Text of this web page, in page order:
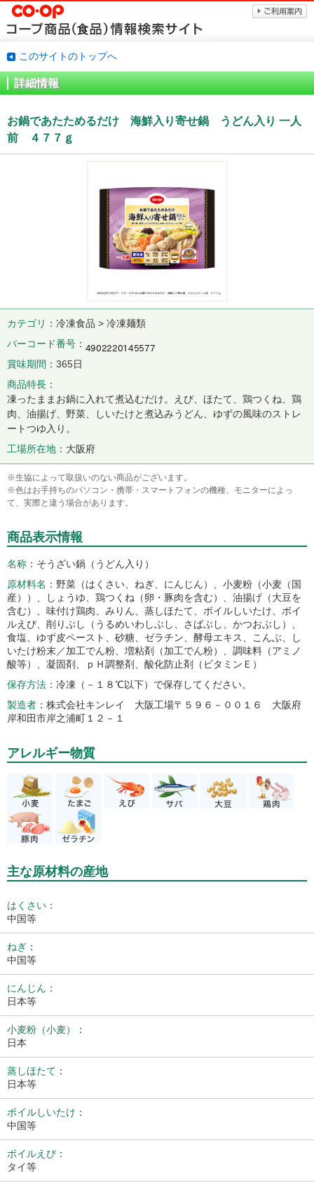
このサイトのトップへ
詳細情報
お鍋であたためるだけ 海鮮入り寄せ鍋 うどん入り 一人
前 ４７７ｇ
カテゴリ
冷凍食品 > 冷凍麺類
バーコード番号
賞味期間
365日
商品特長
凍ったままお鍋に入れて煮込むだけ。えび、ほたて、鶏つくね、鶏
肉、油揚げ、野菜、しいたけと煮込みうどん、ゆずの風味のストレ
ートつゆ入り。
工場所在地
大阪府
※生協によって取扱いのない商品がございます。
※色はお手持ちのパソコン・携帯・スマートフォンの機種、モニターによっ
て、実際と違う場合があります。
商品表示情報
名称
そうざい鍋（うどん入り）
原材料名
野菜（はくさい、ねぎ、にんじん）、小麦粉（小麦（国
産））、しょうゆ、鶏つくね（卵・豚肉を含む）、油揚げ（大豆を
含む）、味付け鶏肉、みりん、蒸しほたて、ボイルしいたけ、ボイ
ルえび、削りぶし（うるめいわしぶし、さばぶし、かつおぶし）、
食塩、ゆず皮ペースト、砂糖、ゼラチン、酵母エキス、こんぶ、し
いたけ粉末／加工でん粉、増粘剤（加工でん粉）、調味料（アミノ
酸等）、凝固剤、ｐＨ調整剤、酸化防止剤（ビタミンＥ）
保存方法
冷凍（－１８℃以下）で保存してください。
製造者
株式会社キンレイ 大阪工場〒５９６－００１６ 大阪府
岸和田市岸之浦町１２－１
アレルギー物質
主な原材料の産地
はくさい ：
中国等
ねぎ ：
中国等
にんじん ：
日本等
小麦粉（小麦）
：
日本
蒸しほたて ：
日本等
ボイルしいたけ ：
中国等
ボイルえび ：
タイ等